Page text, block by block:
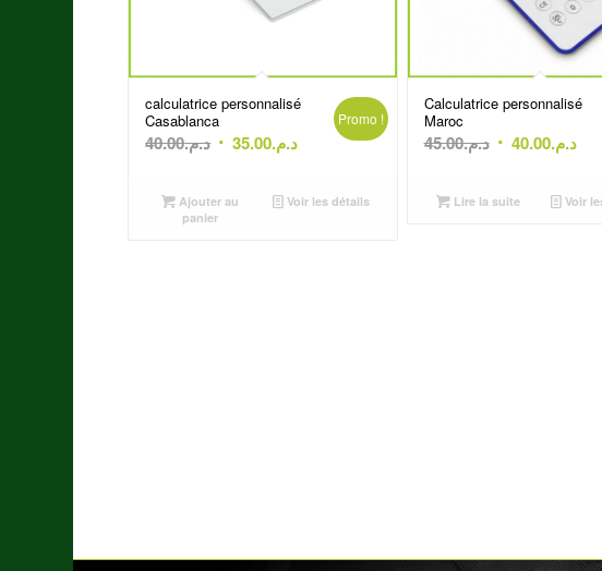
calculatrice personnalisé
Casablanca
د.م.40.00
Le
initial
était :
د.م.35.00
Le
actuel
Promo !
Ajouter au
panier
Voir les détails
Calculatrice personnalisé
Maroc
د.م.45.00
Le
initial
د.م.40.00
Le
Lire la suite Voir